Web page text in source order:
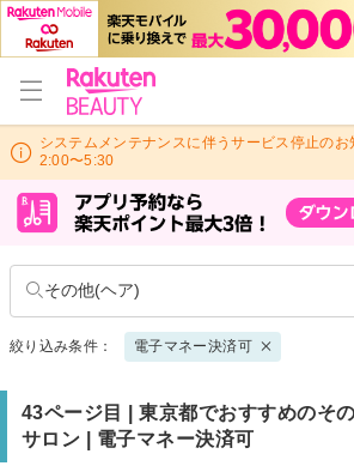
システムメンテナンスに伴うサービス停止の
2:00〜5:30
その他(ヘア)
絞り込み条件： 電子マネー決済可
43ページ目 | 東京都でおすすめのそ
サロン | 電子マネー決済可